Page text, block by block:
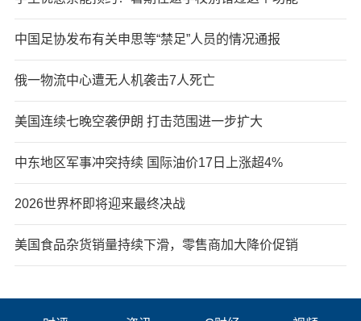
中国足协发布有关申思等“禁足”人员的情况通报
俄一物流中心遭无人机袭击7人死亡
美国连续七晚空袭伊朗 打击范围进一步扩大
中东地区军事冲突持续 国际油价17日上涨超4%
2026世界杯即将迎来最终决战
美国食品杂货销量持续下滑，零售商加大降价促销